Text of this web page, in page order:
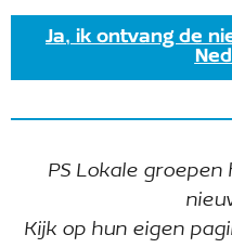
Ja, ik ontvang de
PS Lokale
Kijk op hun eigen